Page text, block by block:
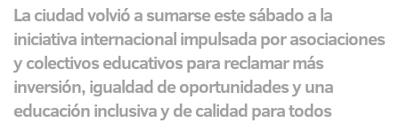
La ciudad volvió a sumarse este sábado a la
iniciativa internacional impulsada por asociaciones
y colectivos educativos para reclamar más
inversión, igualdad de oportunidades y una
educación inclusiva y de calidad para todos